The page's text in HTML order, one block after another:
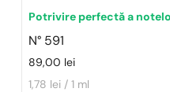
Potrivire perfectă a
N° 591
89,00 lei
1,78 lei / 1 ml